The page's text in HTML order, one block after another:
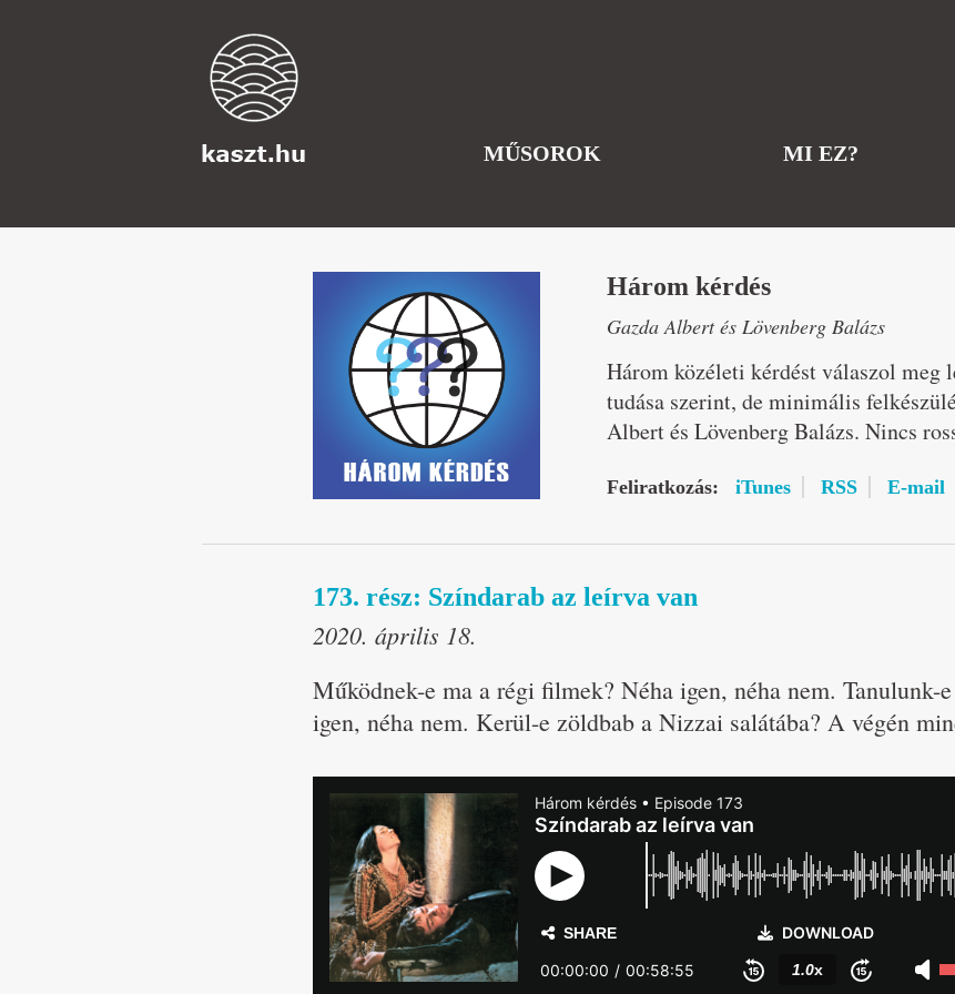
MŰSOROK MI EZ?
Három kérdés
Gazda Albert és Lövenberg Balázs
Három közéleti kérdést válaszol meg
tudása szerint, de minimális
Albert és Lövenberg Balázs. Nincs
Feliratkozás: iTunes RSS E-mail
173. rész: Színdarab az leírva van
2020. április 18.
Működnek-e ma a régi filmek? Néha igen, néha nem. Tanulunk-
igen, néha nem. Kerül-e zöldbab a Nizzai salátába? A végén